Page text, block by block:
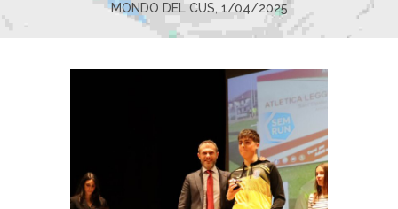
MONDO DEL CUS, 1/04/2025